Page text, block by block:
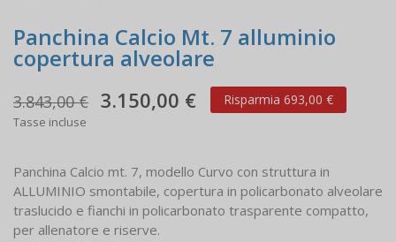
Panchina Calcio Mt. 7 alluminio
copertura alveolare
3.843,00 € 3.150,00 € Risparmia 693,00 €
Tasse incluse
Panchina Calcio mt. 7, modello Curvo con struttura in
ALLUMINIO smontabile, copertura in policarbonato alveolare
traslucido e fianchi in policarbonato trasparente compatto,
per allenatore e riserve.